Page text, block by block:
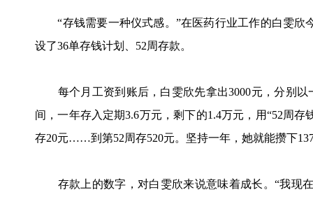
“存钱需要一种仪式感。”在医药行业工作的白雯欣
设了36单存钱计划、52周存款。
每个月工资到账后，白雯欣先拿出3000元，分别以
间，一年存入定期3.6万元，剩下的1.4万元，用“52周
存20元……到第52周存520元。坚持一年，她就能攒下
存款上的数字，对白雯欣来说意味着成长。“我现在